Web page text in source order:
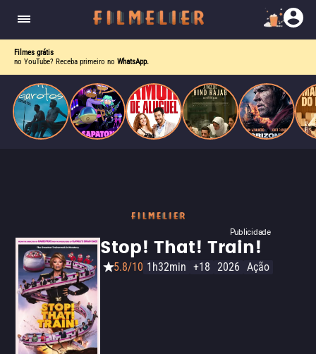
Filmes grátis
no YouTube? Receba primeiro no WhatsApp.
Publicidade
Stop! That! Train!
5.8/10 1h32min +18 2026 Ação
aceitação.